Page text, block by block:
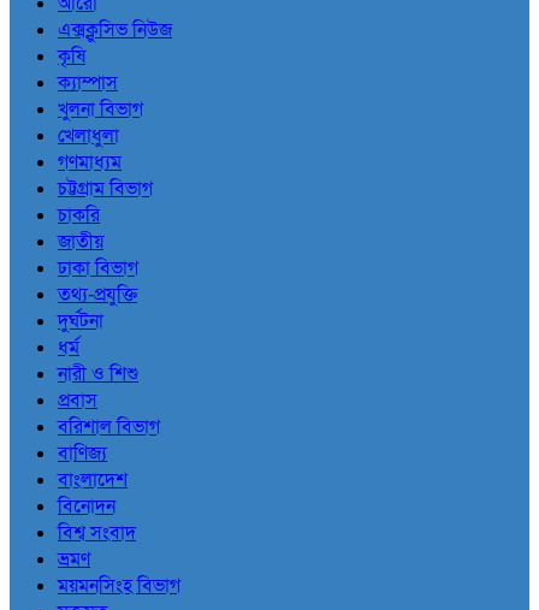
এক্সক্লুসিভ নিউজ
কৃষি
ক্যাম্পাস
খুলনা বিভাগ
খেলাধুলা
গণমাধ্যম
চট্টগ্রাম বিভাগ
চাকরি
জাতীয়
ঢাকা বিভাগ
তথ্য-প্রযুক্তি
দুর্ঘটনা
ধর্ম
নারী ও শিশু
প্রবাস
বরিশাল বিভাগ
বাণিজ্য
বাংলাদেশ
বিনোদন
বিশ্ব সংবাদ
ভ্রমণ
ময়মনসিংহ বিভাগ